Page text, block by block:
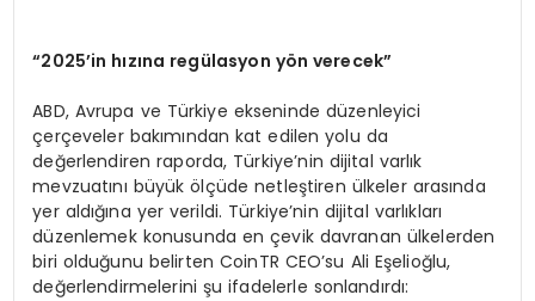
“2025’in hızına regülasyon yön verecek”
ABD, Avrupa ve Türkiye ekseninde düzenleyici
çerçeveler bakımından kat edilen yolu da
değerlendiren raporda, Türkiye’nin dijital varlık
mevzuatını büyük ölçüde netleştiren ülkeler arasında
yer aldığına yer verildi. Türkiye’nin dijital varlıkları
düzenlemek konusunda en çevik davranan ülkelerden
biri olduğunu belirten CoinTR CEO’su Ali Eşelioğlu,
değerlendirmelerini şu ifadelerle sonlandırdı: